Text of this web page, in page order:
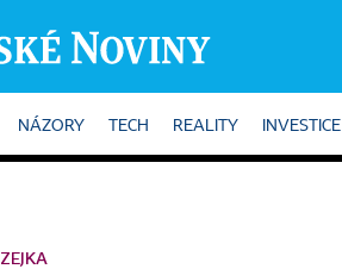
NÁZORY TECH REALITY INVESTICE